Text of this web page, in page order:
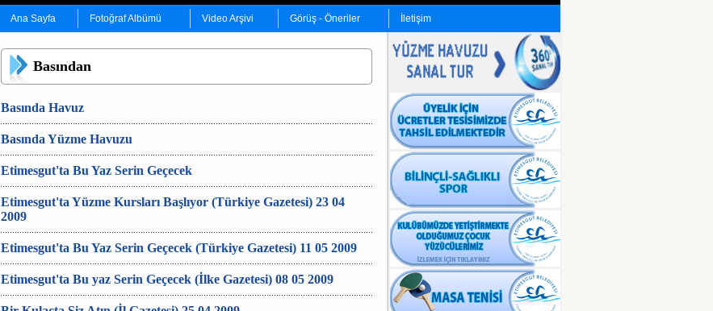
Ana Sayfa Fotoğraf Albümü Video Arşivi Görüş - Öneriler İletişim
Basından
Basında Havuz
Basında Yüzme Havuzu
Etimesgut'ta Bu Yaz Serin Geçecek
Etimesgut'ta Yüzme Kursları Başlıyor (Türkiye Gazetesi) 23 04
2009
Etimesgut'ta Bu Yaz Serin Geçecek (Türkiye Gazetesi) 11 05 2009
Etimesgut'ta Bu yaz Serin Geçecek (İlke Gazetesi) 08 05 2009